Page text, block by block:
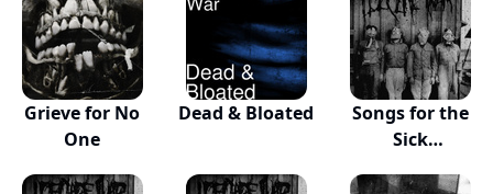
Grieve for No
One
Dead & Bloated
Songs for the
Sick